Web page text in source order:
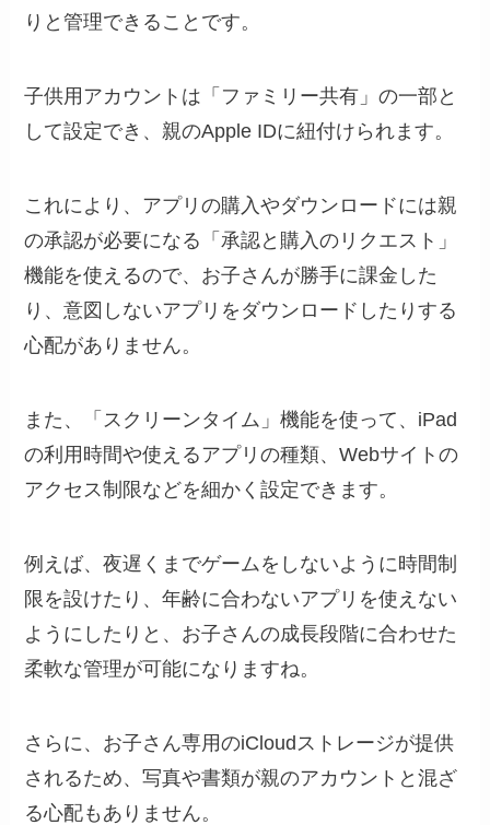
りと管理できることです。
子供用アカウントは「ファミリー共有」の一部と
して設定でき、親のApple IDに紐付けられます。
これにより、アプリの購入やダウンロードには親
の承認が必要になる「承認と購入のリクエスト」
機能を使えるので、お子さんが勝手に課金した
り、意図しないアプリをダウンロードしたりする
心配がありません。
また、「スクリーンタイム」機能を使って、iPad
の利用時間や使えるアプリの種類、Webサイトの
アクセス制限などを細かく設定できます。
例えば、夜遅くまでゲームをしないように時間制
限を設けたり、年齢に合わないアプリを使えない
ようにしたりと、お子さんの成長段階に合わせた
柔軟な管理が可能になりますね。
さらに、お子さん専用のiCloudストレージが提供
されるため、写真や書類が親のアカウントと混ざ
る心配もありません。